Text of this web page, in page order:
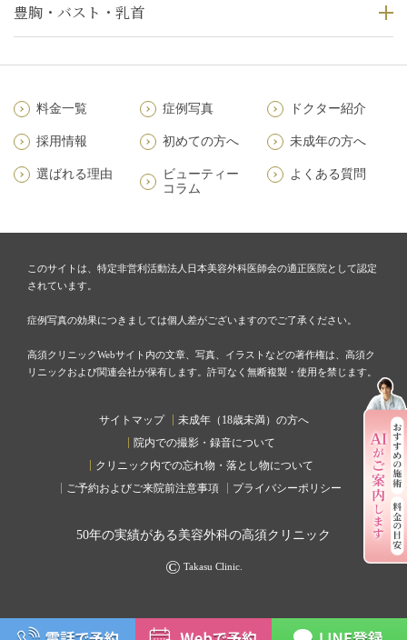
豊胸・バスト・乳首
料金一覧 症例写真 ドクター紹介
採用情報 初めての方へ 未成年の方へ
選ばれる理由
ビューティー
コラム
よくある質問
このサイトは、特定非営利活動法人日本美容外科医師会の適正医院として認定
されています。
症例写真の効果につきましては個人差がございますのでご了承ください。
高須クリニックWebサイト内の文章、写真、イラストなどの著作権は、高須ク
リニックおよび関連会社が保有します。許可なく無断複製・使用を禁じます。
サイトマップ
未成年（18歳未満）の方へ
院内での撮影・録音について
クリニック内での忘れ物・落とし物について
ご予約およびご来院前注意事項
プライバシーポリシー
50年の実績がある美容外科の高須クリニック
© Takasu Clinic.